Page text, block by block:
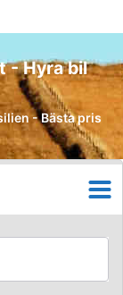
- Hyra bil
- Bästa pris